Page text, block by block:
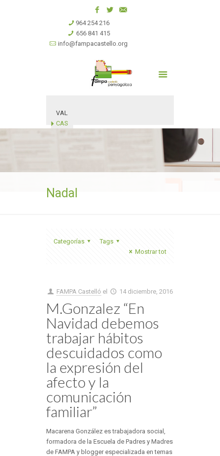
964 254 216
656 841 415
info@fampacastello.org
VAL
CAS
Nadal
Categorías
Tags
Mostrar tot
FAMPA Castelló el 14 diciembre, 2016
M.Gonzalez “En
Navidad debemos
trabajar hábitos
descuidados como
la expresión del
afecto y la
comunicación
familiar”
Macarena González es trabajadora social,
formadora de la Escuela de Padres y Madres
de FAMPA y blogger especializada en temas